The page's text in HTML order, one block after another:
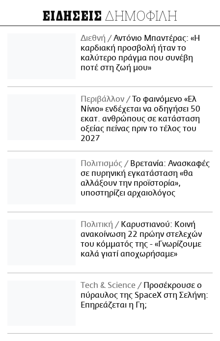
ΕΙΔΗΣΕΙΣ ΔΗΜΟΦΙΛΗ
Διεθνή
Αντόνιο Μπαντέρας: «Η
καρδιακή προσβολή ήταν το
καλύτερο πράγμα που συνέβη
ποτέ στη ζωή μου»
Περιβάλλον
Το φαινόμενο «Ελ
Νίνιο» ενδέχεται να οδηγήσει 50
εκατ. ανθρώπους σε κατάσταση
οξείας πείνας πριν το τέλος του
2027
Πολιτισμός
Βρετανία: Ανασκαφές
σε πυρηνική εγκατάσταση «θα
αλλάξουν την προϊστορία»,
υποστηρίζει αρχαιολόγος
Πολιτική
Καρυστιανού: Κοινή
ανακοίνωση 22 πρώην στελεχών
του κόμματός της - «Γνωρίζουμε
καλά γιατί αποχωρήσαμε»
Τech & Science
Προσέκρουσε ο
πύραυλος της SpaceX στη Σελήνη:
Επηρεάζεται η Γη;